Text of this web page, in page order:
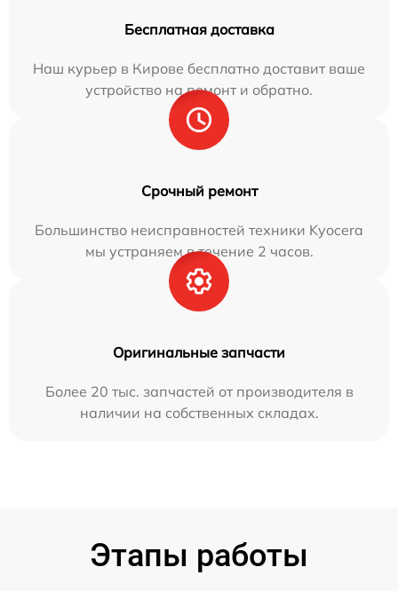
Бесплатная доставка
Наш курьер в Кирове бесплатно доставит ваше
устройство на ремонт и обратно.
Срочный ремонт
Большинство неисправностей техники Kyocera
мы устраняем в течение 2 часов.
Оригинальные запчасти
Более 20 тыс. запчастей от производителя в
наличии на собственных складах.
Этапы работы